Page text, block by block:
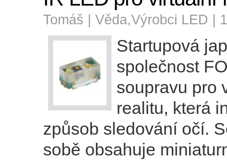
Tomáš | Věda,Výrobci LED |
Startupová
společnost
soupravu pro
realitu, která
způsob sledování očí.
sobě obsahuje